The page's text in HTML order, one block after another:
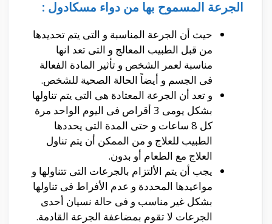
الجرعة المسموح بها من دواء مسكادول :
حيث أن الجرعة المناسبة و التى يتم تحديدها
من قبل الطبيب المعالج و التى تعد انها
مناسبة لعمر الشخص و تأثير المادة الفعالة
فى الجسم و أيضاً الحالة الصحية للشخص.
و تعد أن الجرعة المعتادة هى التى يتم تناولها
بشكل يومى 3 أقراص فى اليوم الواحد مرة
كل 8 ساعات و حتى المدة التى يحددها
الطبيب للعلاج و من الممكن أن يتم تناول
العلاج مع الطعام أو بدون.
يجب أن يتم الألتزام بالجرعات التى تتناولها و
مواعيدها المحددة و عدم الأفراط فى تناولها
بشكل غير مناسب و فى حالة نسيان أحدى
الجرعات لا تقوم بمضاعفة الجرعة القادمة.